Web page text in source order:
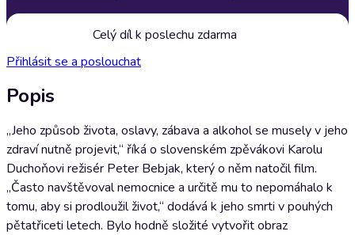
Celý díl k poslechu zdarma
Přihlásit se a poslouchat
Popis
„Jeho způsob života, oslavy, zábava a alkohol se musely v jeho
zdraví nutně projevit,“ říká o slovenském zpěvákovi Karolu
Duchoňovi režisér Peter Bebjak, který o něm natočil film.
„Často navštěvoval nemocnice a určitě mu to nepomáhalo k
tomu, aby si prodloužil život,“ dodává k jeho smrti v pouhých
pětatřiceti letech. Bylo hodně složité vytvořit obraz